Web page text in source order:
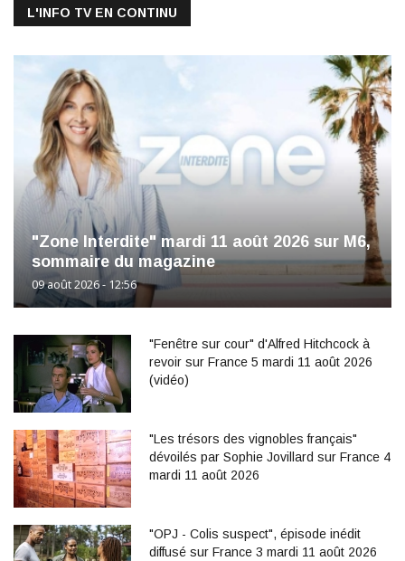
L'INFO TV EN CONTINU
"Zone Interdite" mardi 11 août 2026 sur M6,
sommaire du magazine
09 août 2026 - 12:56
"Fenêtre sur cour" d'Alfred Hitchcock à
revoir sur France 5 mardi 11 août 2026
(vidéo)
"Les trésors des vignobles français"
dévoilés par Sophie Jovillard sur France 4
mardi 11 août 2026
"OPJ - Colis suspect", épisode inédit
diffusé sur France 3 mardi 11 août 2026